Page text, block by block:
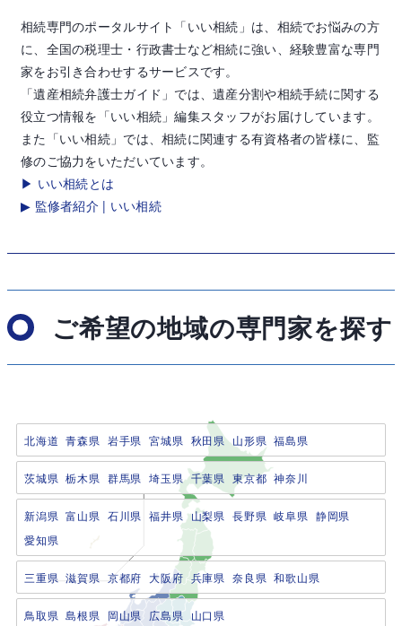
相続専門のポータルサイト「いい相続」は、相続でお悩みの方
に、全国の税理士・行政書士など相続に強い、経験豊富な専門
家をお引き合わせするサービスです。
「遺産相続弁護士ガイド」では、遺産分割や相続手続に関する
役立つ情報を「いい相続」編集スタッフがお届けしています。
また「いい相続」では、相続に関連する有資格者の皆様に、監
修のご協力をいただいています。
▶ いい相続とは
▶ 監修者紹介 | いい相続
ご希望の地域の専門家を探す
北海道 青森県 岩手県 宮城県 秋田県 山形県 福島県
茨城県 栃木県 群馬県 埼玉県 千葉県 東京都 神奈川
新潟県 富山県 石川県 福井県 山梨県 長野県 岐阜県 静岡県
愛知県
三重県 滋賀県 京都府 大阪府 兵庫県 奈良県 和歌山県
鳥取県 島根県 岡山県 広島県 山口県